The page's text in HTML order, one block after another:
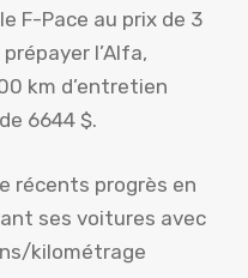
F-Pace au prix de 3
l’Alfa,
km d’entretien
6644 $.
récents progrès en
ses voitures avec
kilométrage